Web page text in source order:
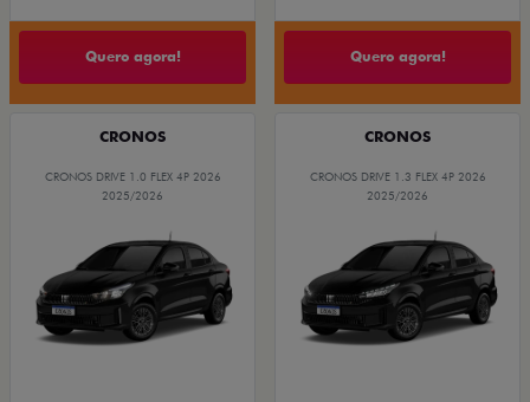
Quero agora! Quero agora!
CRONOS
CRONOS DRIVE 1.0 FLEX 4P 2026
2025/2026
CRONOS
CRONOS DRIVE 1.3 FLEX 4P 2026
2025/2026